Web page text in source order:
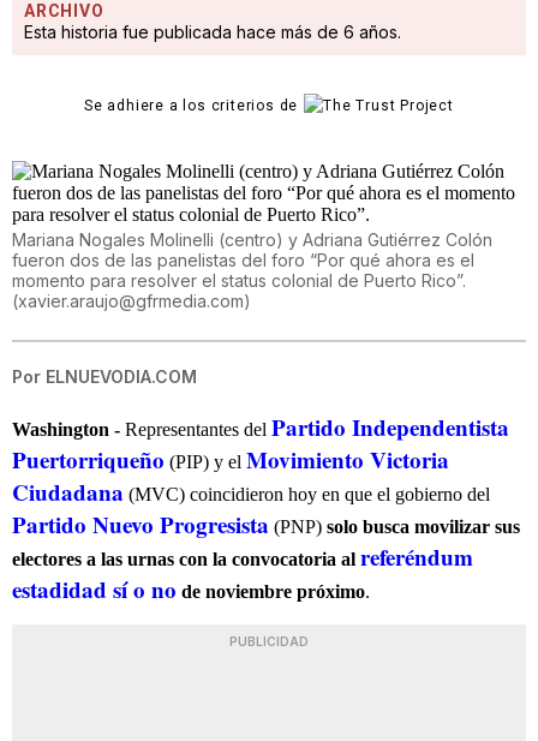
ARCHIVO
Esta historia fue publicada hace más de 6 años.
Se adhiere a los criterios de
Mariana Nogales Molinelli (centro) y Adriana Gutiérrez Colón
fueron dos de las panelistas del foro “Por qué ahora es el
momento para resolver el status colonial de Puerto Rico”.
(xavier.araujo@gfrmedia.com)
Por ELNUEVODIA.COM
Washington - Representantes del Partido Independentista
Puertorriqueño (PIP) y el Movimiento Victoria
Ciudadana (MVC) coincidieron hoy en que el gobierno del
Partido Nuevo Progresista (PNP) solo busca movilizar sus
electores a las urnas con la convocatoria al referéndum
estadidad sí o no de noviembre próximo.
PUBLICIDAD